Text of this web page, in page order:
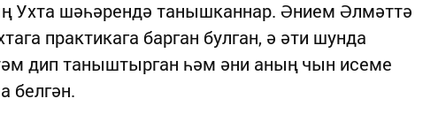
Ухта шәһәрендә танышканнар. Әнием Әлмәттә
практикага барган булган, ә әти шунда
дип таныштырган һәм әни аның чын исеме
белгән.